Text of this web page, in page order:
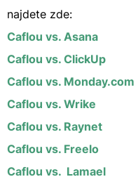
najdete zde:
Caflou vs. Asana
Caflou vs. ClickUp
Caflou vs. Monday.com
Caflou vs. Wrike
Caflou vs. Raynet
Caflou vs. Freelo
Caflou vs. Lamael